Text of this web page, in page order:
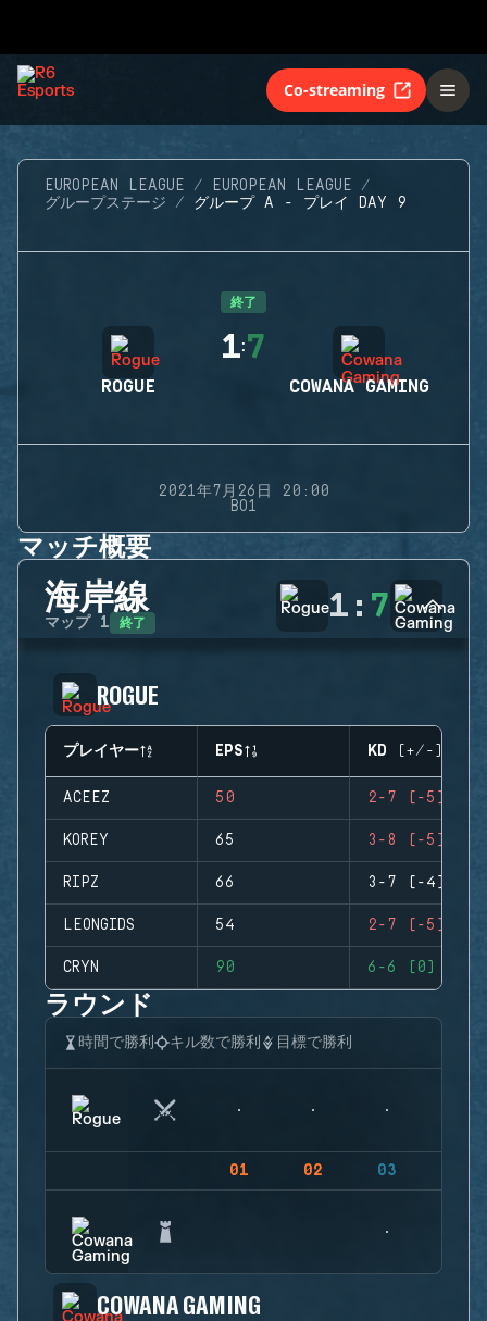
Co-streaming
EUROPEAN LEAGUE
EUROPEAN LEAGUE
グループステージ
グループ A - プレイ DAY 9
終了
ROGUE
1:7
COWANA GAMING
2021年7月26日 20:00
BO1
マッチ概要
海岸線
マップ 1 終了 1 : 7
ROGUE
プレイヤー EPS KD (+/-)
ACEEZ 50 2-7 (-5)
KOREY 65 3-8 (-5)
RIPZ 66 3-7 (-4)
LEONGIDS 54 2-7 (-5)
CRYN 90 6-6 (0)
ラウンド
時間で勝利 キル数で勝利 目標で勝利
01 02 03
COWANA GAMING